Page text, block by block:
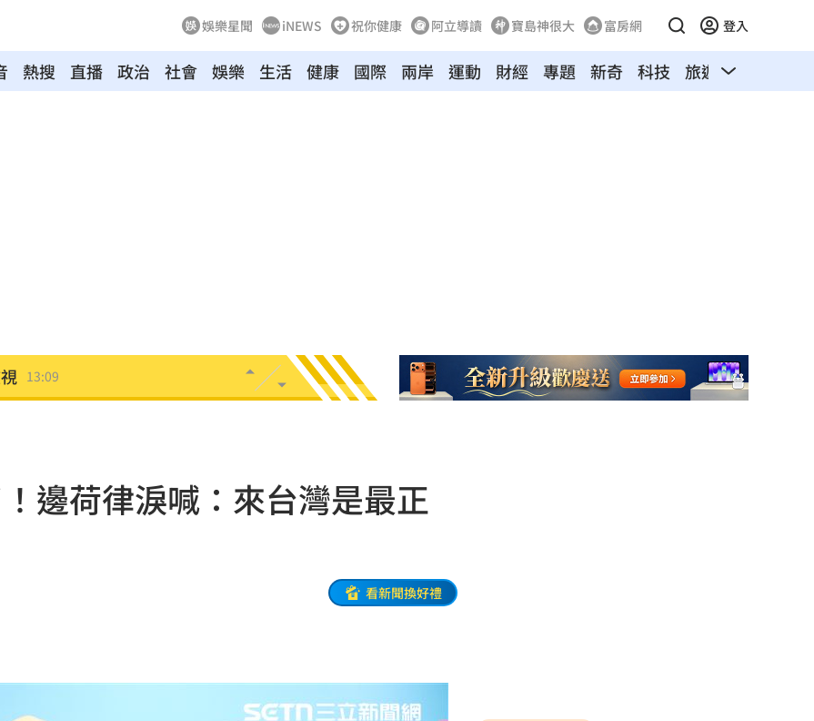
娛樂星聞 iNEWS 祝你健康 阿立導讀 寶島神很大 富房網 登入
熱搜 直播 政治 社會 娛樂 生活 健康 國際 兩岸 運動 財經 專題 新奇 科技 旅遊 汽車
13:09
12:52
邊荷律淚喊：來台灣是最正
看新聞換好禮